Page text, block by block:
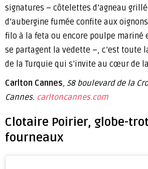
signatures – côtelettes d’agneau
d’aubergine fumée confite aux
filo à la feta ou encore poulpe mariné
se partagent la vedette –, c’est toute
de la Turquie qui s’invite au cœur de
Carlton Cannes, 58 boulevard de la
Cannes. carltoncannes.com
Clotaire Poirier, globe-
fourneaux